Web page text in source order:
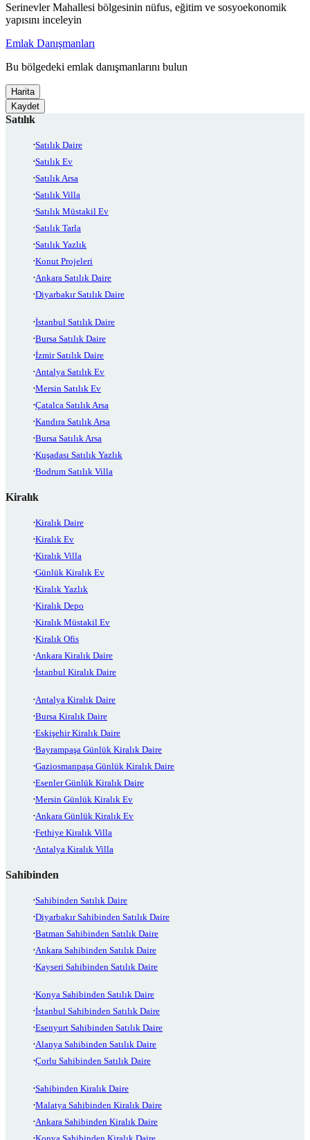
Serinevler Mahallesi bölgesinin nüfus, eğitim ve sosyoekonomik
yapısını inceleyin
Emlak Danışmanları
Bu bölgedeki emlak danışmanlarını bulun
Harita
Kaydet
Satılık
Satılık Daire
Satılık Ev
Satılık Arsa
Satılık Villa
Satılık Müstakil Ev
Satılık Tarla
Satılık Yazlık
Konut Projeleri
Ankara Satılık Daire
Diyarbakır Satılık Daire
İstanbul Satılık Daire
Bursa Satılık Daire
İzmir Satılık Daire
Antalya Satılık Ev
Mersin Satılık Ev
Çatalca Satılık Arsa
Kandıra Satılık Arsa
Bursa Satılık Arsa
Kuşadası Satılık Yazlık
Bodrum Satılık Villa
Kiralık
Kiralık Daire
Kiralık Ev
Kiralık Villa
Günlük Kiralık Ev
Kiralık Yazlık
Kiralık Depo
Kiralık Müstakil Ev
Kiralık Ofis
Ankara Kiralık Daire
İstanbul Kiralık Daire
Antalya Kiralık Daire
Bursa Kiralık Daire
Eskişehir Kiralık Daire
Bayrampaşa Günlük Kiralık Daire
Gaziosmanpaşa Günlük Kiralık Daire
Esenler Günlük Kiralık Daire
Mersin Günlük Kiralık Ev
Ankara Günlük Kiralık Ev
Fethiye Kiralık Villa
Antalya Kiralık Villa
Sahibinden
Sahibinden Satılık Daire
Diyarbakır Sahibinden Satılık Daire
Batman Sahibinden Satılık Daire
Ankara Sahibinden Satılık Daire
Kayseri Sahibinden Satılık Daire
Konya Sahibinden Satılık Daire
İstanbul Sahibinden Satılık Daire
Esenyurt Sahibinden Satılık Daire
Alanya Sahibinden Satılık Daire
Çorlu Sahibinden Satılık Daire
Sahibinden Kiralık Daire
Malatya Sahibinden Kiralık Daire
Ankara Sahibinden Kiralık Daire